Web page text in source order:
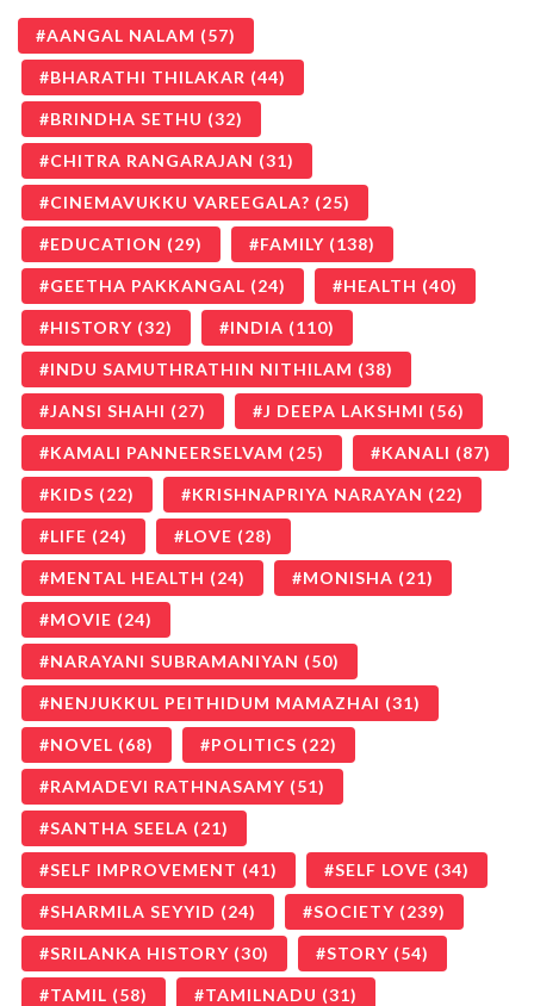
AANGAL NALAM (57)
BHARATHI THILAKAR (44)
BRINDHA SETHU (32)
CHITRA RANGARAJAN (31)
CINEMAVUKKU VAREEGALA? (25)
EDUCATION (29) FAMILY (138)
GEETHA PAKKANGAL (24) HEALTH (40)
HISTORY (32) INDIA (110)
INDU SAMUTHRATHIN NITHILAM (38)
JANSI SHAHI (27) J DEEPA LAKSHMI (56)
KAMALI PANNEERSELVAM (25) KANALI (87)
KIDS (22) KRISHNAPRIYA NARAYAN (22)
LIFE (24) LOVE (28)
MENTAL HEALTH (24) MONISHA (21)
MOVIE (24)
NARAYANI SUBRAMANIYAN (50)
NENJUKKUL PEITHIDUM MAMAZHAI (31)
NOVEL (68) POLITICS (22)
RAMADEVI RATHNASAMY (51)
SANTHA SEELA (21)
SELF IMPROVEMENT (41) SELF LOVE (34)
SHARMILA SEYYID (24) SOCIETY (239)
SRILANKA HISTORY (30) STORY (54)
TAMIL (58) TAMILNADU (31)